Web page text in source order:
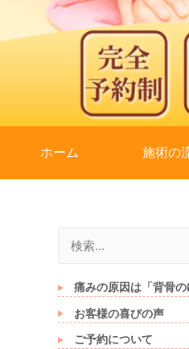
ホーム 施術の
索
対
象
:
痛みの原因は「背骨の
お客様の喜びの声
ご予約について